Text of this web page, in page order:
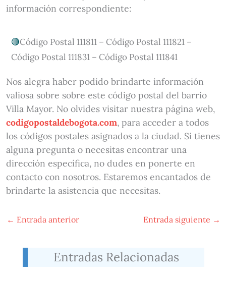
información correspondiente:
Código Postal 111811 – Código Postal 111821 –
Código Postal 111831 – Código Postal 111841
Nos alegra haber podido brindarte información
valiosa sobre sobre este código postal del barrio
Villa Mayor. No olvides visitar nuestra página web,
codigopostaldebogota.com, para acceder a todos
los códigos postales asignados a la ciudad. Si tienes
alguna pregunta o necesitas encontrar una
dirección específica, no dudes en ponerte en
contacto con nosotros. Estaremos encantados de
brindarte la asistencia que necesitas.
← Entrada anterior Entrada siguiente →
Entradas Relacionadas